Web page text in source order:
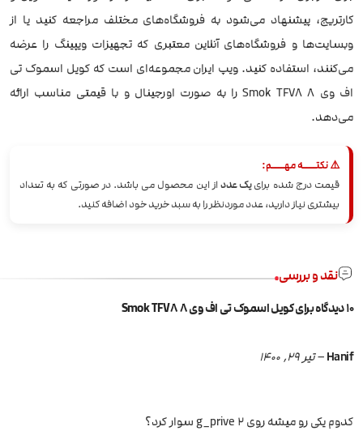
کارتریج، پیشنهاد می‌شود به فروشگاه‌های مختلف مراجعه کنید یا از
وبسایت‌ها و فروشگاه‌های آنلاین معتبری که تجهیزات ویپینگ را عرضه
می‌کنند، استفاده کنید. ویپ ایران مجموعه‌ای است که کویل اسموک تی
اف وی 8 Smok TFV8 را به صورت اورجینال و با قیمتی مناسب ارائه
می‌دهد.
⚠️ نکتــــه مهــــم:
قیمت درج شده براییک عدداز این محصول می باشد. در صورتی که به تعداد
بیشتری نیاز دارید، عدد موردنظر را به سبد خرید خود اضافه کنید.
نقد و بررسی
10 دیدگاه برای کویل اسموک تی اف وی 8 Smok TFV8
Hanif
–تیر 29, 1400
کدوم یکی رو میشه روی g_prive 2 سوار کرد؟